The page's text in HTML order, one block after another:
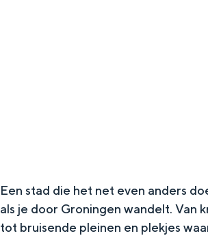
Een stad die het net even anders
als je door Groningen wandelt. Van
tot bruisende pleinen en plekjes